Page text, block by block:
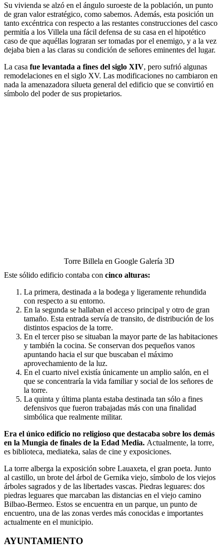
Su vivienda se alzó en el ángulo suroeste de la población, un punto
de gran valor estratégico, como sabemos. Además, esta posición un
tanto excéntrica con respecto a las restantes construcciones del casco
permitía a los Villela una fácil defensa de su casa en el hipotético
caso de que aquéllas lograran ser tomadas por el enemigo, y a la vez
dejaba bien a las claras su condición de señores eminentes del lugar.
La casa fue levantada a fines del siglo XIV, pero sufrió algunas
remodelaciones en el siglo XV. Las modificaciones no cambiaron en
nada la amenazadora silueta general del edificio que se convirtió en
símbolo del poder de sus propietarios.
Torre Billela en Google Galería 3D
Este sólido edificio contaba con cinco alturas:
La primera, destinada a la bodega y ligeramente rehundida
con respecto a su entorno.
En la segunda se hallaban el acceso principal y otro de gran
tamaño. Esta entrada servía de transito, de distribución de los
distintos espacios de la torre.
En el tercer piso se situaban la mayor parte de las habitaciones
y también la cocina. Se conservan dos pequeños vanos
apuntando hacia el sur que buscaban el máximo
aprovechamiento de la luz.
En el cuarto nivel existía únicamente un amplio salón, en el
que se concentraría la vida familiar y social de los señores de
la torre.
La quinta y última planta estaba destinada tan sólo a fines
defensivos que fueron trabajadas más con una finalidad
simbólica que realmente militar.
Era el único edificio no religioso que destacaba sobre los demás
en la Mungia de finales de la Edad Media. Actualmente, la torre,
es biblioteca, mediateka, salas de cine y exposiciones.
La torre alberga la exposición sobre Lauaxeta, el gran poeta. Junto
al castillo, un brote del árbol de Gernika viejo, símbolo de los viejos
árboles sagrados y de las libertades vascas. Piedras leguares: dos
piedras leguares que marcaban las distancias en el viejo camino
Bilbao-Bermeo. Estos se encuentra en un parque, un punto de
encuentro, una de las zonas verdes más conocidas e importantes
actualmente en el municipio.
AYUNTAMIENTO